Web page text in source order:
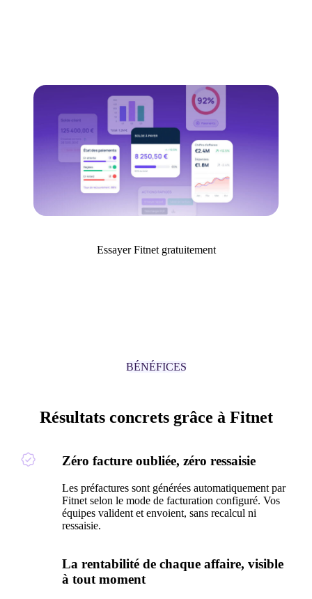
Essayer Fitnet gratuitement
BÉNÉFICES
Résultats concrets grâce à Fitnet
Zéro facture oubliée, zéro ressaisie
Les préfactures sont générées automatiquement par
Fitnet selon le mode de facturation configuré. Vos
équipes valident et envoient, sans recalcul ni
ressaisie.
La rentabilité de chaque affaire, visible
à tout moment